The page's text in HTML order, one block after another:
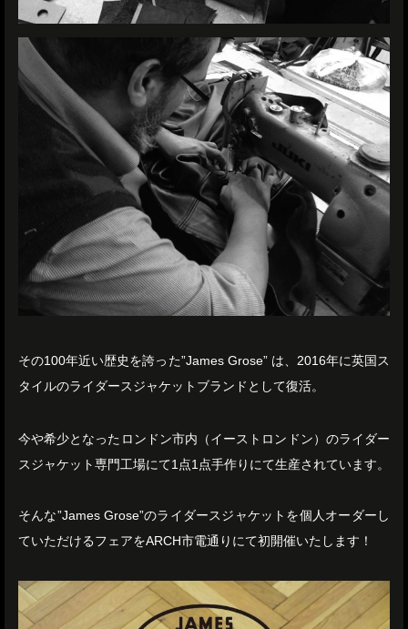
その100年近い歴史を誇った”James Grose” は、2016年に英国ス
タイルのライダースジャケットブランドとして復活。
今や希少となったロンドン市内（イーストロンドン）のライダー
スジャケット専門工場にて1点1点手作りにて生産されています。
そんな”James Grose”のライダースジャケットを個人オーダーし
ていただけるフェアをARCH市電通りにて初開催いたします！